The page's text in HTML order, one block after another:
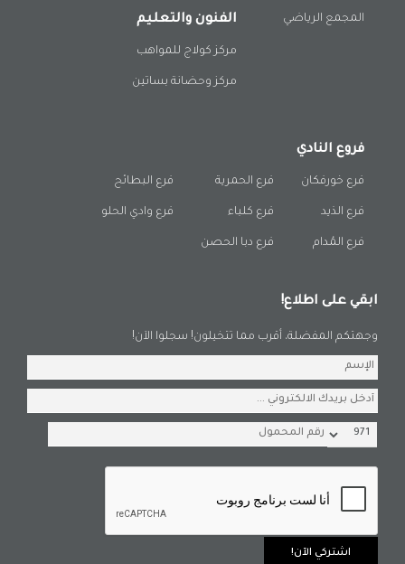
المجمع الرياضي الفنون والتعليم
مركز كولاج للمواهب
مركز وحضانة بساتين
فروع النادي
فرع خورفكان
فرع الذيد
فرع المُدام
فرع الحمرية
فرع كلباء
فرع دبا الحصن
فرع البطائح
فرع وادي الحلو
ابقي على اطلاع!
وجهتكم المفضلة، أقرب مما تتخيلون! سجلوا الآن!